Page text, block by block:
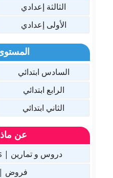
الثالثة إعدادي
الأولى إعدادي
السادس ابتدائي
الرابع ابتدائي
الثاني ابتدائي
عن
دروس و تمارين | Cours et Exercices
فروض | Devoirs